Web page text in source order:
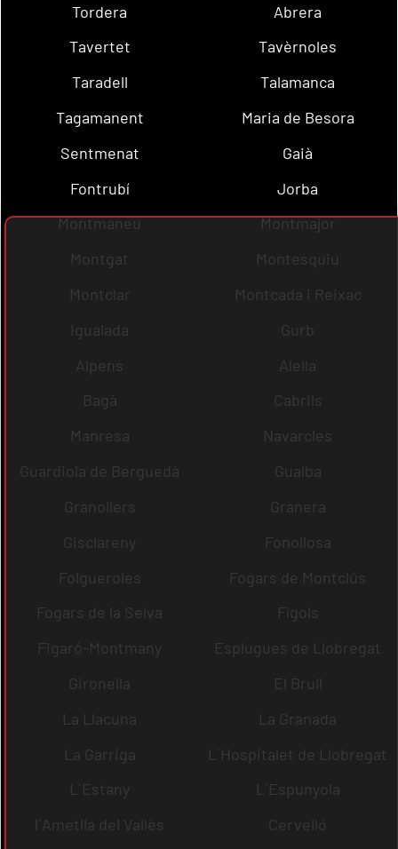
Tordera
Abrera
Tavertet
Tavèrnoles
Taradell
Talamanca
Tagamanent
Maria de Besora
Sentmenat
Gaià
Fontrubí
Jorba
Montmaneu
Montmajor
Montgat
Montesquiu
Montclar
Montcada i Reixac
Igualada
Gurb
Alpens
Alella
Bagà
Cabrils
Manresa
Navarcles
Guardiola de Berguedà
Gualba
Granollers
Granera
Gisclareny
Fonollosa
Folgueroles
Fogars de Montclús
Fogars de la Selva
Fígols
Figaró-Montmany
Esplugues de Llobregat
Gironella
El Brull
La Llacuna
La Granada
La Garriga
L´Hospitalet de Llobregat
L´Estany
L´Espunyola
l´Ametlla del Vallès
Cervelló